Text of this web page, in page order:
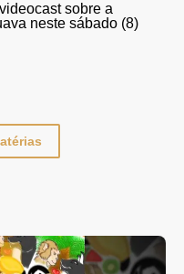
sobre a
neste sábado (8)